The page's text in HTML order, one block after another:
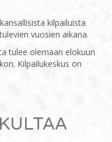
kilpailuista
vuosien aikana.
tulee olemaan elokuun
Kilpailukeskus on